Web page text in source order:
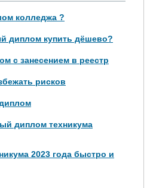
колледжа ?
диплом купить дёшево?
с занесением в реестр
рисков
диплом техникума
2023 года быстро и